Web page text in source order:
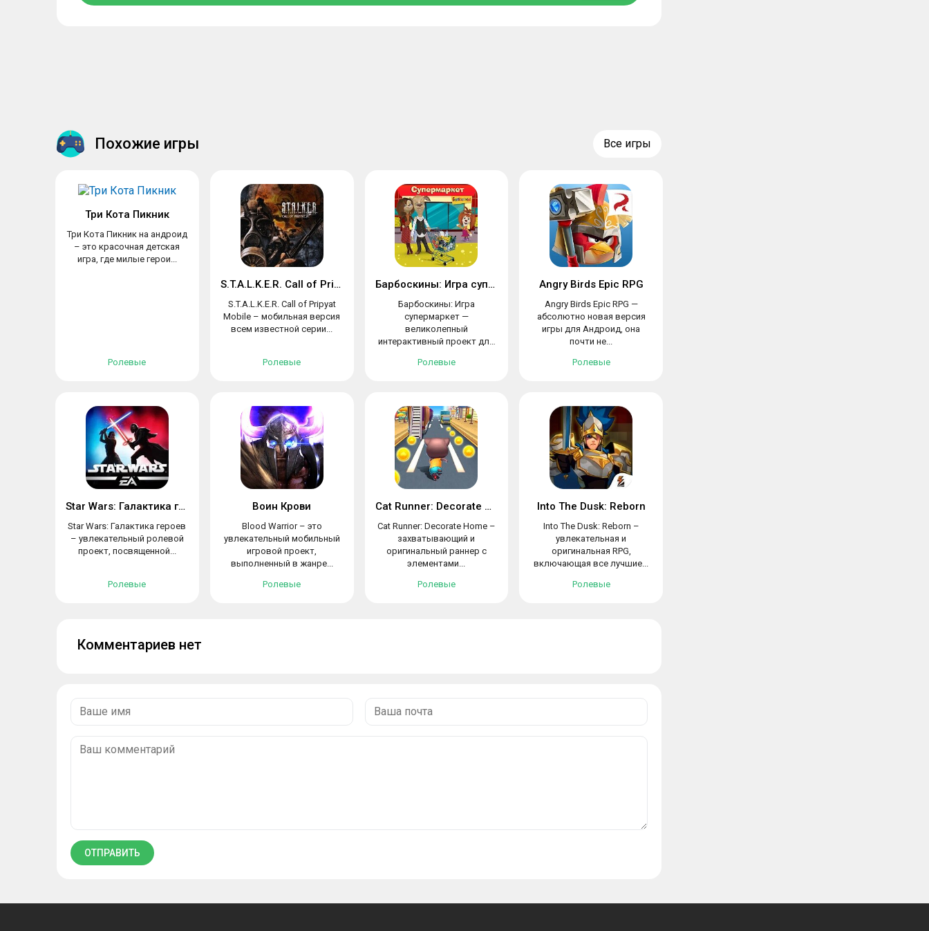
Похожие игры Все игры
Три Кота Пикник
Три Кота Пикник на андроид
– это красочная детская
игра, где милые герои...
Ролевые
S.T.A.L.K.E.R. Call of Pripyat Mobile
S.T.A.L.K.E.R. Call of Pripyat
Mobile – мобильная версия
всем известной серии...
Ролевые
Барбоскины: Игра супермаркет
Барбоскины: Игра
супермаркет —
великолепный
интерактивный проект для
Ролевые
Angry Birds Epic RPG
Angry Birds Epic RPG —
абсолютно новая версия
игры для Андроид, она
почти не...
Ролевые
Star Wars: Галактика героев
Star Wars: Галактика героев
– увлекательный ролевой
проект, посвященной...
Ролевые
Воин Крови
Blood Warrior – это
увлекательный мобильный
игровой проект,
выполненный в жанре...
Ролевые
Cat Runner: Decorate Home
Cat Runner: Decorate Home –
захватывающий и
оригинальный раннер с
элементами...
Ролевые
Into The Dusk: Reborn
Into The Dusk: Reborn –
увлекательная и
оригинальная RPG,
включающая все лучшие...
Ролевые
Комментариев нет